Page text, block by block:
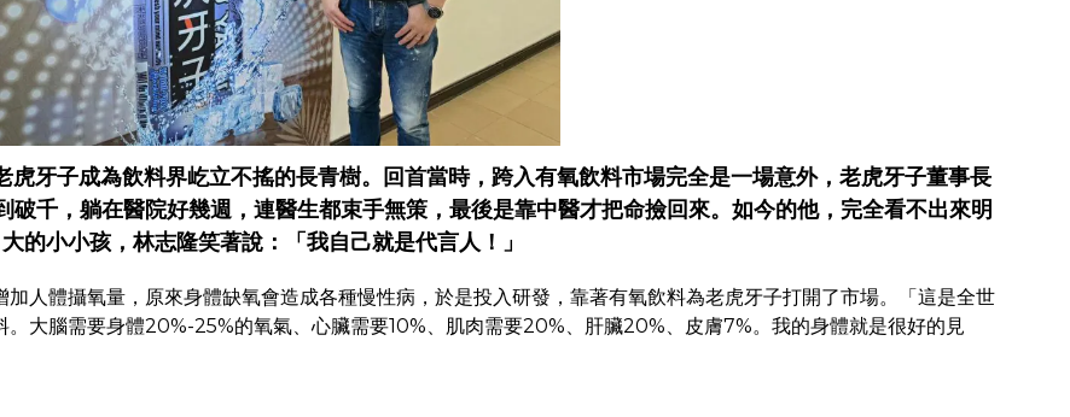
牙子成為飲料界屹立不搖的長青樹。回首當時，跨入有氧飲料市場完全是一場意外，老虎牙子董事長
千，躺在醫院好幾週，連醫生都束手無策，最後是靠中醫才把命撿回來。如今的他，完全看不出來明
的小小孩，林志隆笑著說：「我自己就是代言人！」
人體攝氧量，原來身體缺氧會造成各種慢性病，於是投入研發，靠著有氧飲料為老虎牙子打開了市場。「這是全世
大腦需要身體20%-25%的氧氣、心臟需要10%、肌肉需要20%、肝臟20%、皮膚7%。我的身體就是很好的見